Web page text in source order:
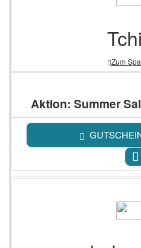
Zum
Aktion: Summer